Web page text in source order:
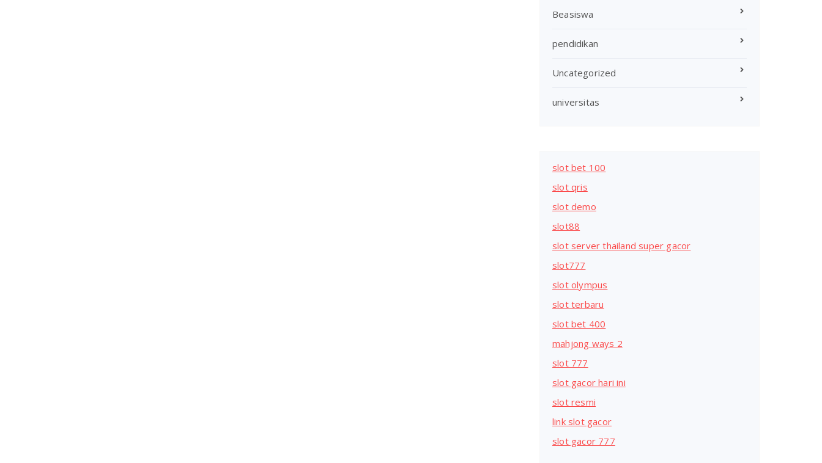
Beasiswa
pendidikan
Uncategorized
universitas
slot bet 100
slot qris
slot demo
slot88
slot server thailand super gacor
slot777
slot olympus
slot terbaru
slot bet 400
mahjong ways 2
slot 777
slot gacor hari ini
slot resmi
link slot gacor
slot gacor 777